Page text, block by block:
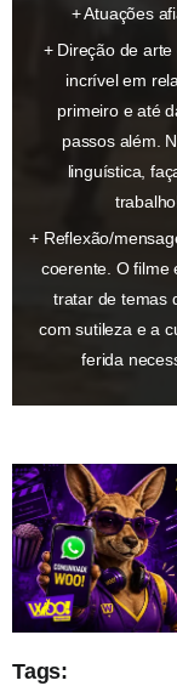
Atuações
Direção de arte
incrível em
primeiro e até
passos além.
linguística,
Reflexão/
coerente. O filme
tratar de temas
com sutileza e a
ferida
Tags: